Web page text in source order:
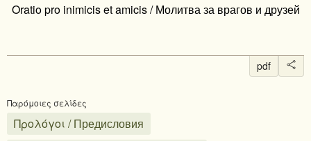
Oratio pro inimicis et amicis / Молитва за врагов и друзей
pdf
Παρόμοιες σελίδες
Προλόγοι / Предисловия